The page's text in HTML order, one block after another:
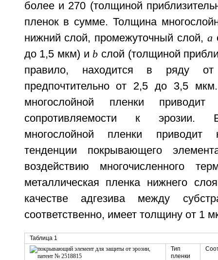
более и 270 (толщиной
пленок в сумме. Толщина
нижний слой, промежуточный слой, a
до 1,5 мкм) и b слой (толщиной
правило, находится в
предпочтительно от 2,5 до 3,5
многослойной пленки
сопротивляемости к эрозии.
многослойной пленки
тенденции покрывающего
воздействию многочисленного
металлическая пленка нижнего
качестве адгезива между
соответственно, имеет толщину от 1
Таблица 1
Тип
пленки